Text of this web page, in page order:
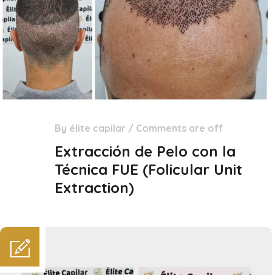
By élite capilar / Comments are off
Extracción de Pelo con la
Técnica FUE (Folicular Unit
Extraction)